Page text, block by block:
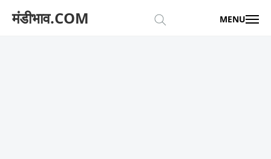
मंडीभाव.COM MENU